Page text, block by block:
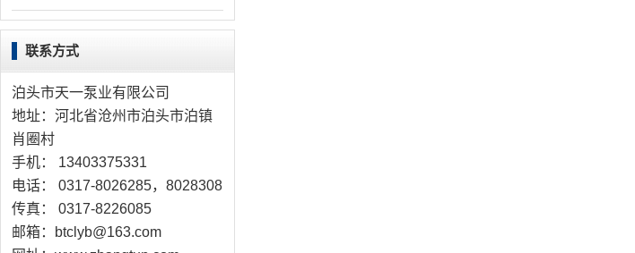
联系方式
泊头市天一泵业有限公司
地址：河北省沧州市泊头市泊镇
肖圈村
手机： 13403375331
电话： 0317-8026285，8028308
传真： 0317-8226085
邮箱：btclyb@163.com